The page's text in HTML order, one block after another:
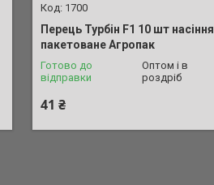
1700
Перець Турбін F1 10 шт насіння
пакетоване Агропак
Готово до
відправки
Оптом і в
роздріб
41 ₴